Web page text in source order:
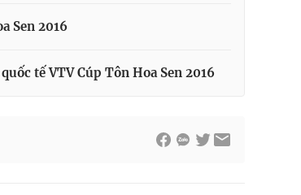
Sen 2016
tế VTV Cúp Tôn Hoa Sen 2016